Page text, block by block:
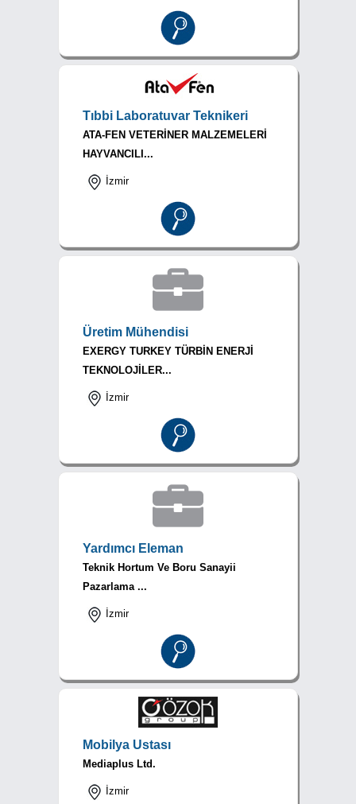
Tıbbi Laboratuvar Teknikeri
ATA-FEN VETERİNER MALZEMELERİ
HAYVANCILI...
İzmir
Üretim Mühendisi
EXERGY TURKEY TÜRBİN ENERJİ
TEKNOLOJİLER...
İzmir
Yardımcı Eleman
Teknik Hortum Ve Boru Sanayii
Pazarlama ...
İzmir
Mobilya Ustası
Mediaplus Ltd.
İzmir